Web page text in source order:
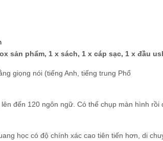
sản phẩm, 1 x sách, 1 x cáp sạc, 1 x đầu
giọng nói (tiếng Anh, tiếng trung Phổ
đến 120 ngôn ngữ. Có thể chụp màn hình rồi
học có độ chính xác cao tiên tiến hơn, di